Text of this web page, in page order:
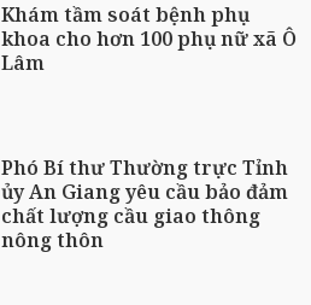
Khám tầm soát bệnh phụ
khoa cho hơn 100 phụ nữ xã Ô
Lâm
Phó Bí thư Thường trực Tỉnh
ủy An Giang yêu cầu bảo đảm
chất lượng cầu giao thông
nông thôn